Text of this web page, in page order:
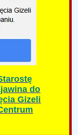
do
Gizeli